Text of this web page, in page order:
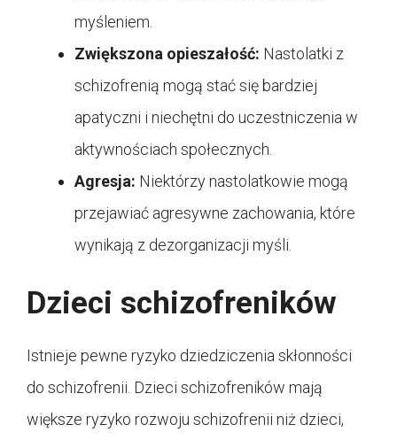
myśleniem.
Zwiększona opieszałość: Nastolatki z
schizofrenią mogą stać się bardziej
apatyczni i niechętni do uczestniczenia w
aktywnościach społecznych.
Agresja: Niektórzy nastolatkowie mogą
przejawiać agresywne zachowania, które
wynikają z dezorganizacji myśli.
Dzieci schizofreników
Istnieje pewne ryzyko dziedziczenia skłonności
do schizofrenii. Dzieci schizofreników mają
większe ryzyko rozwoju schizofrenii niż dzieci,